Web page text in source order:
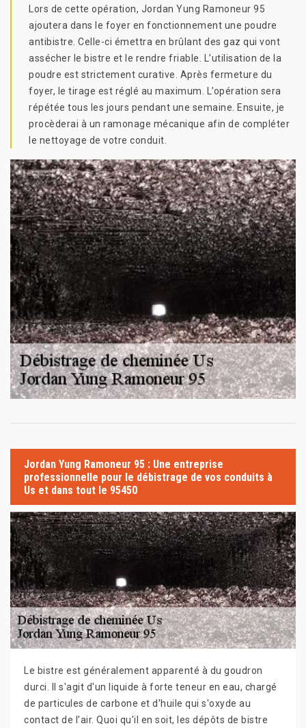
Lors de cette opération, Jordan Yung Ramoneur 95
ajoutera dans le foyer en fonctionnement une poudre
antibistre. Celle-ci émettra en brûlant des gaz qui vont
assécher le bistre et le rendre friable. L’utilisation de la
poudre est strictement curative. Après fermeture du
foyer, le tirage est réglé au maximum. L’opération sera
répétée tous les jours pendant une semaine. Ensuite, je
procèderai à un ramonage mécanique afin de compléter
le nettoyage de votre conduit.
Jordan Yung Ramoneur 95 : Une entreprise
professionnelle pour le débistrage de vos conduits à
Us et dans tout le 95450
Le bistre est généralement apparenté à du goudron
durci. Il s'agit d'un liquide à forte teneur en eau, chargé
de particules de carbone et d'huile qui s'oxyde au
contact de l'air. Quoi qu'il en soit, les dépôts de bistre